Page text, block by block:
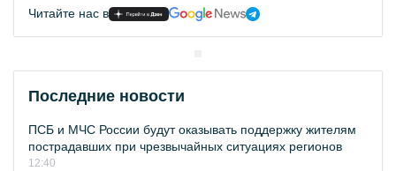
Читайте нас в
Последние новости
ПСБ и МЧС России будут оказывать поддержку жителям
пострадавших при чрезвычайных ситуациях регионов
12:40